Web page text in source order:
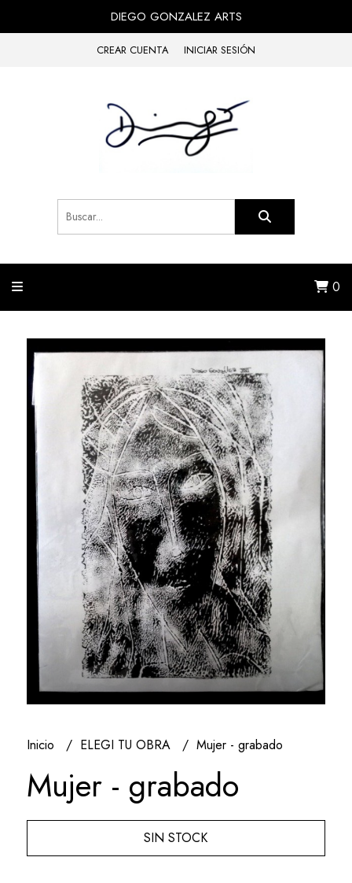
DIEGO GONZALEZ ARTS
CREAR CUENTA INICIAR SESIÓN
0
Inicio ELEGI TU OBRA Mujer - grabado
Mujer - grabado
SIN STOCK